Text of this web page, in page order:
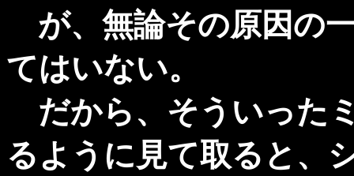
が、無論その原因の
てはいない。
だから、そういった
るように見て取ると、